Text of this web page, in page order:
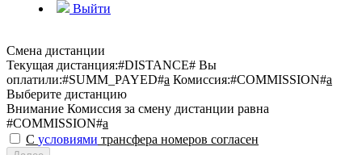
Выйти
Смена дистанции
Текущая дистанция:#DISTANCE# Вы
оплатили:#SUMM_PAYED#a Комиссия:#COMMISSION#a
Выберите дистанцию
Внимание Комиссия за смену дистанции равна
#COMMISSION#a
С условиями трансфера номеров согласен